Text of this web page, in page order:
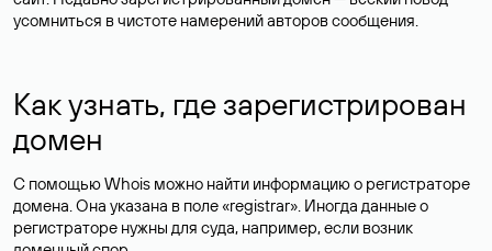
усомниться в чистоте намерений авторов сообщения.
Как узнать, где зарегистрирован
домен
С помощью Whois можно найти информацию о регистраторе
домена. Она указана в поле «registrar». Иногда данные о
регистраторе нужны для суда, например, если возник